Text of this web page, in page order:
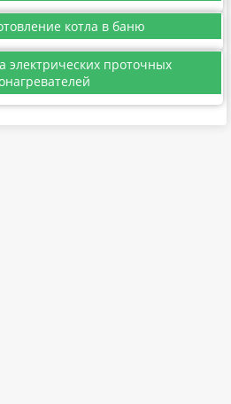
котла в баню
электрических проточных